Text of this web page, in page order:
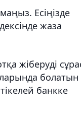
Есіңізде
жаза
жіберуді
болатын
банкке